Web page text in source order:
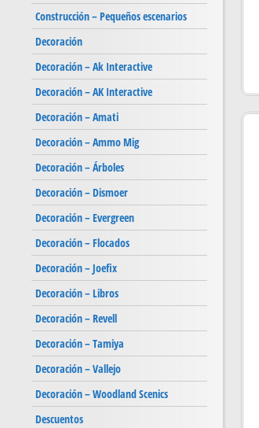
Construcción – Pequeños escenarios
Decoración
Decoración – Ak Interactive
Decoración – AK Interactive
Decoración – Amati
Decoración – Ammo Mig
Decoración – Árboles
Decoración – Dismoer
Decoración – Evergreen
Decoración – Flocados
Decoración – Joefix
Decoración – Libros
Decoración – Revell
Decoración – Tamiya
Decoración – Vallejo
Decoración – Woodland Scenics
Descuentos